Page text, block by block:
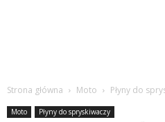
Strona główna Moto Płyny do
Moto Płyny do spryskiwaczy